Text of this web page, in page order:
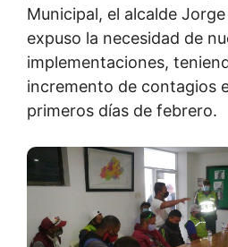
Municipal, el alcalde
expuso la necesidad de
implementaciones,
incremento de contagios
primeros días de febrero.